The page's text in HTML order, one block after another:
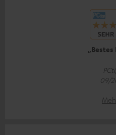
„Bestes
09/